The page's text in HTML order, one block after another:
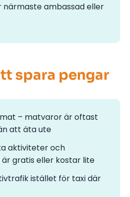
närmaste ambassad eller
spara pengar
mat – matvaror är oftast
att äta ute
aktiviteter och
gratis eller kostar lite
istället för taxi där